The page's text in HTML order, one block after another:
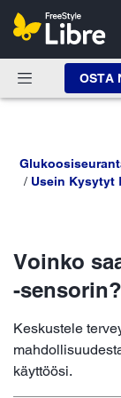
OSTA
Usein Kysytyt
Voinko
-sensorin?
Keskustele
käyttöösi.